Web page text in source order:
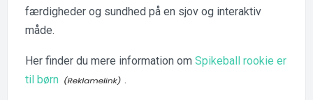
færdigheder og sundhed på en sjov og interaktiv
måde.
Her finder du mere information om Spikeball rookie er
til børn
.